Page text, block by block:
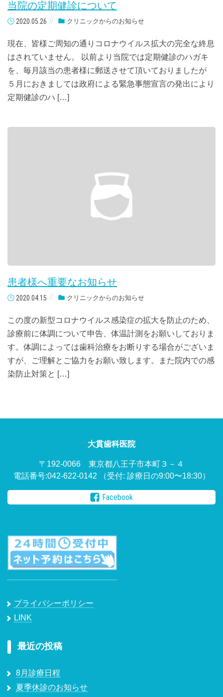
当院の定期健診について
2020.05.26 クリニックからのお知らせ
現在、皆様ご周知の通りコロナウイルス拡大の完全な終息
はされていません。 以前より当院では定期健診のハガキ
を、毎月該当の患者様に郵送させて頂いておりましたが
５月におきましては政府による緊急事態宣言の発出により
定期健診のハ […]
患者様へ重要なお知らせ
2020.04.15 クリニックからのお知らせ
この度の新型コロナウイルス感染症の拡大を防止のため、
診療前に体調について申告、体温計測をお願いしておりま
す。体調によっては歯科治療をお断りする場合がございま
すが、ご理解とご協力をお願い致します。また院内での感
染防止対策と […]
大貫歯科医院
〒192-0066 東京都八王子市本町３－４
電話番号:042-622-0142
（受付: 診療日の9:00〜18:30）
Facebook
プライバシーポリシー
LINK
最近の投稿
8月診療日程
夏季休診のお知らせ